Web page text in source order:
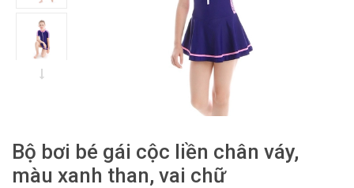
Bộ bơi bé gái cộc liền chân váy,
màu xanh than, vai chữ